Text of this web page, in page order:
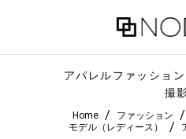
アパレルファッショ
撮
Home / ファッション /
モデル（レディース） /